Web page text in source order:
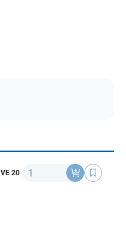
VE 20 Anzahl